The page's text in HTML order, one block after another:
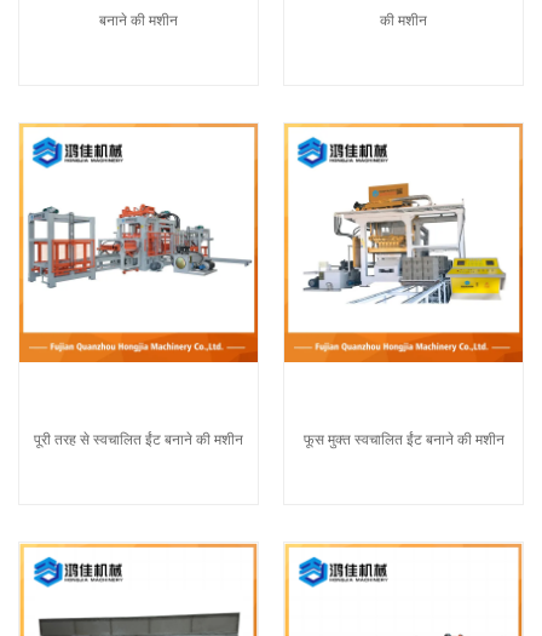
बनाने की मशीन
की मशीन
पूरी तरह से स्वचालित ईंट बनाने की मशीन फूस मुक्त स्वचालित ईंट बनाने की मशीन